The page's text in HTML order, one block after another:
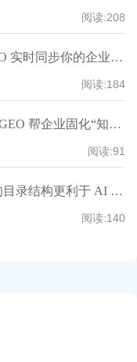
阅读:208
担心 AI 搜出来的全是过时信息？GEO 实时同步你的企业动态
阅读:184
外贸新人留不住、专业知识带不走？GEO 帮企业固化“知识资产”
阅读:91
GEO 时代网站架构新标准：什么样的目录结构更利于 AI 爬虫高效抓取？
阅读:140